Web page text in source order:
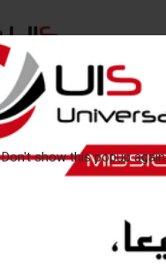
Don't show this popup again